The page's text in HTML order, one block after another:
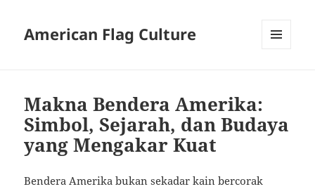
American Flag Culture
Makna Bendera Amerika:
Simbol, Sejarah, dan Budaya
yang Mengakar Kuat
Bendera Amerika bukan sekadar kain bercorak